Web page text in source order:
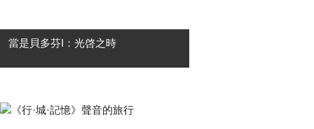
當是貝多芬I：光啓之時
影，而是一場關於當下的提問——當
Ludwig van Beethoven 的音樂再次響